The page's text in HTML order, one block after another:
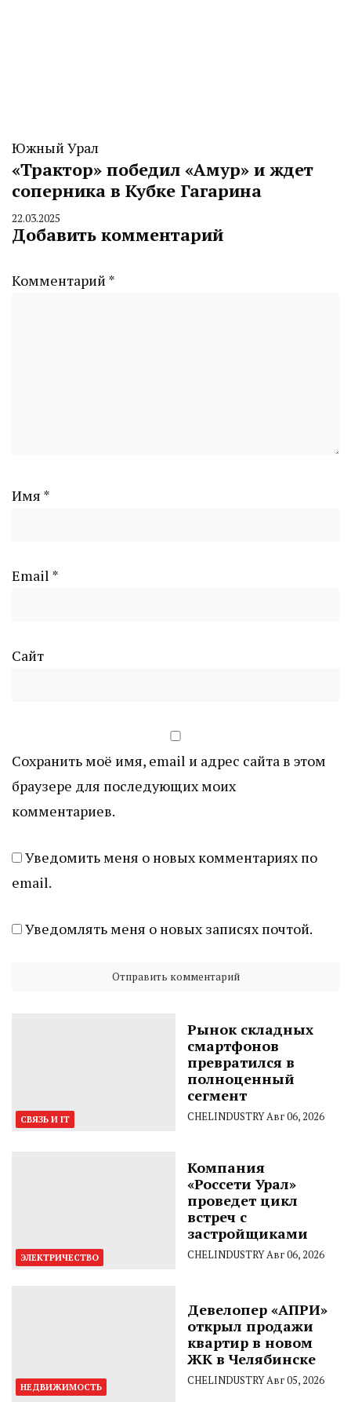
Южный Урал
«Трактор» победил «Амур» и ждет
соперника в Кубке Гагарина
By
CHELINDUSTRY
22.03.2025
Добавить комментарий
Комментарий *
Имя *
Email *
Сайт
Сохранить моё имя, email и адрес сайта в этом
браузере для последующих моих
комментариев.
Уведомить меня о новых комментариях по
email.
Уведомлять меня о новых записях почтой.
СВЯЗЬ И IT
Рынок складных
смартфонов
превратился в
полноценный
сегмент
CHELINDUSTRYАвг 06, 2026
ЭЛЕКТРИЧЕСТВО
Компания
«Россети Урал»
проведет цикл
встреч с
застройщиками
CHELINDUSTRYАвг 06, 2026
НЕДВИЖИМОСТЬ
Девелопер «АПРИ»
открыл продажи
квартир в новом
ЖК в Челябинске
CHELINDUSTRYАвг 05, 2026